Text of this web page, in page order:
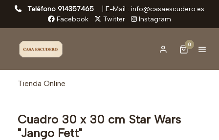
Teléfono 914357465
E-Mail : info@casaescudero.es
Facebook
Twitter Instagram
0
Tienda Online
Cuadro 30 x 30 cm Star Wars
"Jango Fett"